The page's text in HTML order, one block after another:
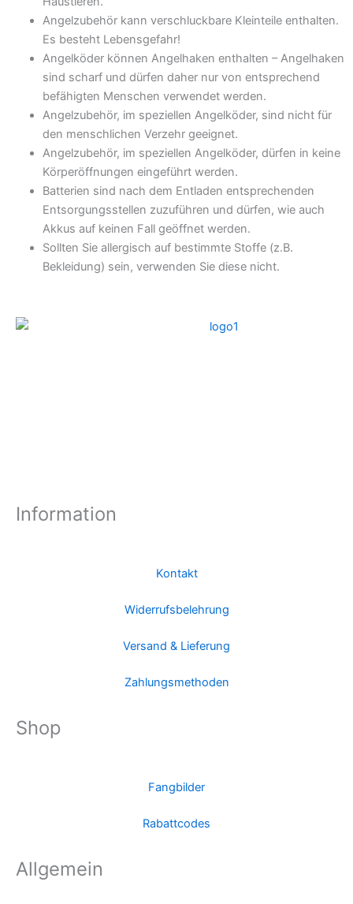
Angelzubehör kann verschluckbare Kleinteile enthalten.
Es besteht Lebensgefahr!
Angelköder können Angelhaken enthalten – Angelhaken
sind scharf und dürfen daher nur von entsprechend
befähigten Menschen verwendet werden.
Angelzubehör, im speziellen Angelköder, sind nicht für
den menschlichen Verzehr geeignet.
Angelzubehör, im speziellen Angelköder, dürfen in keine
Körperöffnungen eingeführt werden.
Batterien sind nach dem Entladen entsprechenden
Entsorgungsstellen zuzuführen und dürfen, wie auch
Akkus auf keinen Fall geöffnet werden.
Sollten Sie allergisch auf bestimmte Stoffe (z.B.
Bekleidung) sein, verwenden Sie diese nicht.
Information
Kontakt
Widerrufsbelehrung
Versand & Lieferung
Zahlungsmethoden
Shop
Fangbilder
Rabattcodes
Allgemein